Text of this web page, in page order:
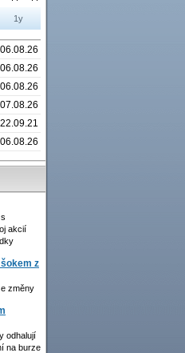
1y
06.08.26
06.08.26
06.08.26
07.08.26
22.09.21
06.08.26
akcií
z
změny
odhalují
na burze